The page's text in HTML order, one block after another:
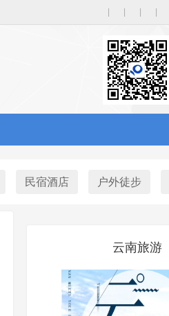
民宿酒店 户外徒步
云南旅游